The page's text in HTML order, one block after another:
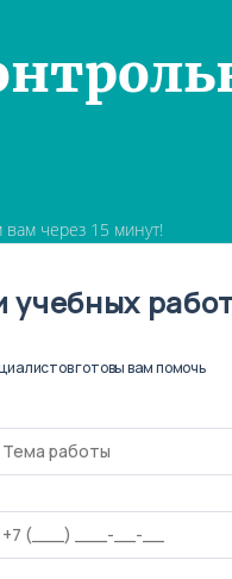
вам через 15 минут!
готовы вам помочь